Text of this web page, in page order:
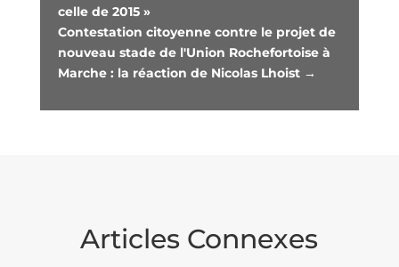
celle de 2015 »
Contestation citoyenne contre le projet de
nouveau stade de l'Union Rochefortoise à
Marche : la réaction de Nicolas Lhoist→
Articles Connexes